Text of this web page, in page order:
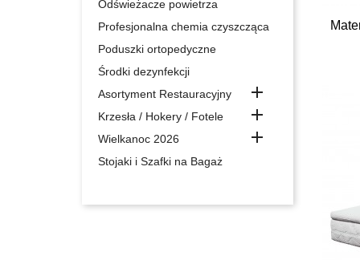
Odświeżacze powietrza
Profesjonalna chemia czyszcząca
Poduszki ortopedyczne
Środki dezynfekcji
Asortyment Restauracyjny

Krzesła / Hokery / Fotele 
Wielkanoc 2026 
Stojaki i Szafki na Bagaż